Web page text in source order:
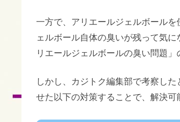
一方で、アリエールジェルボール
ェルボール自体の臭いが残って気
リエールジェルボールの臭い問題」
しかし、カジトク編集部で考察し
せた以下の対策することで、解決可